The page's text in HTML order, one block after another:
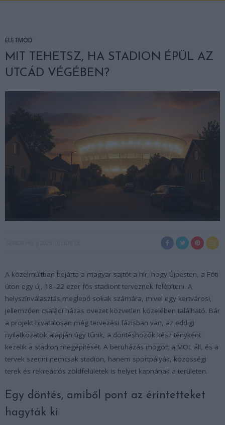
ÉLETMÓD
MIT TEHETSZ, HA STADION ÉPÜL AZ
UTCÁD VÉGÉBEN?
A közelmúltban bejárta a magyar sajtót a hír, hogy Újpesten, a Fóti
úton egy új, 18–22 ezer fős stadiont terveznek felépíteni. A
helyszínválasztás meglepő sokak számára, mivel egy kertvárosi,
jellemzően családi házas övezet közvetlen közelében található. Bár
a projekt hivatalosan még tervezési fázisban van, az eddigi
nyilatkozatok alapján úgy tűnik, a döntéshozók kész tényként
kezelik a stadion megépítését. A beruházás mögött a MOL áll, és a
tervek szerint nemcsak stadion, hanem sportpályák, közösségi
terek és rekreációs zöldfelületek is helyet kapnának a területen.
Egy döntés, amiből pont az érintetteket
hagyták ki